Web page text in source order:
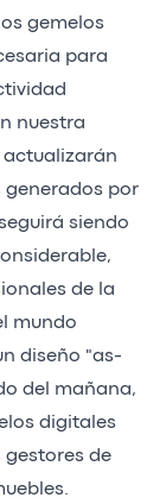
gemelos
para
nuestra
actualizarán
generados por
siendo
de la
mundo
diseño "as-
del mañana,
digitales
gestores de